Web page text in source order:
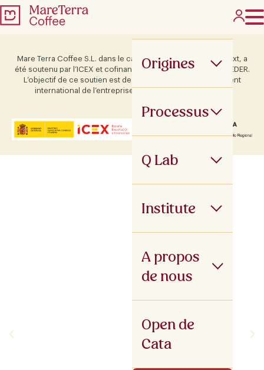
Origines
Processus
Q Lab
Institute
A propos
de nous
Open de
Cata
Mare Terra Coffee S.L. dans le cadre du programme ICEX Next, a
été soutenu par l’ICEX et cofinancé par le fonds européen FEDER.
L’objectif de ce soutien est de contribuer au développement
international de l’entreprise et de son environnement.